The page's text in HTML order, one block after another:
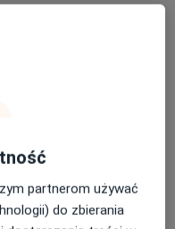
partnerom używać
do zbierania